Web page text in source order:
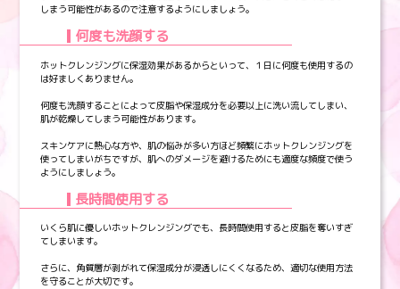
しまう可能性があるので注意するようにしましょう。
何度も洗顔する
ホットクレンジングに保湿効果があるからといって、１日に何度も使用するの
は好ましくありません。
何度も洗顔することによって皮脂や保湿成分を必要以上に洗い流してしまい、
肌が乾燥してしまう可能性があります。
スキンケアに熱心な方や、肌の悩みが多い方ほど頻繁にホットクレンジングを
使ってしまいがちですが、肌へのダメージを避けるためにも適度な頻度で使う
ようにしましょう。
長時間使用する
いくら肌に優しいホットクレンジングでも、長時間使用すると皮脂を奪いすぎ
てしまいます。
さらに、角質層が剥がれて保湿成分が浸透しにくくなるため、適切な使用方法
を守ることが大切です。